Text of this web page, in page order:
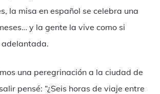
la misa en español se celebra una
y la gente la vive como si
una peregrinación a la ciudad de
pensé: “¿Seis horas de viaje entre